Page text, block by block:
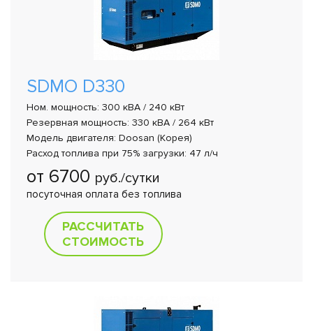
SDMO D330
Ном. мощность: 300 кВА / 240 кВт
Резервная мощность: 330 кВА / 264 кВт
Модель двигателя: Doosan (Корея)
Расход топлива при 75% загрузки: 47 л/ч
от 6700 руб./сутки
посуточная оплата без топлива
РАССЧИТАТЬ
СТОИМОСТЬ